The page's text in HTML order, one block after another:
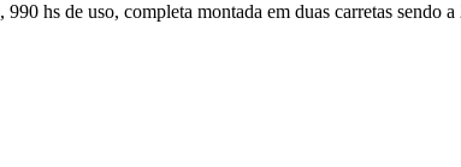
hs de uso, completa montada em duas carretas sendo